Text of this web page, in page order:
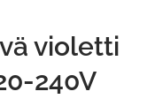
violetti
240V